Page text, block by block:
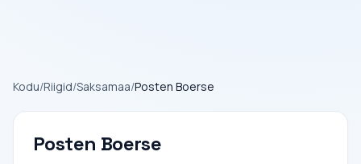
Kodu/Riigid/Saksamaa/Posten Boerse
Posten Boerse